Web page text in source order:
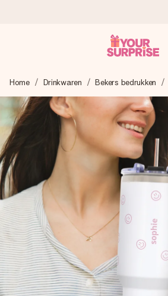
We maken jouw cadeau met zorg en
razendsnel onderweg is - zodat jij
het juiste moment, wanneer het het
4,8 (gebaseerd op +8.000
Onze cadeaus worden gewaardeerd.
ons met een 4,7 op Google Reviews
Gratis wenskaartje
Je maakt in een paar stappen iets
jullie foto of een boodschap die raakt.
met alle aandacht voor het moment.
Home Drinkwaren Bekers bedrukken